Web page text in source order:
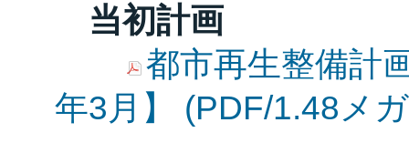
当初計画
都市再生整備計
年3月】 (PDF/1.48メ